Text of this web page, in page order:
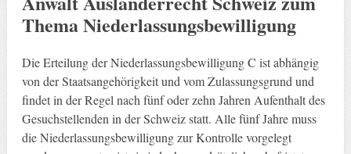
Thema Niederlassungsbewilligung
Die Erteilung der Niederlassungsbewilligung C ist abhängig
von der Staatsangehörigkeit und vom Zulassungsgrund und
findet in der Regel nach fünf oder zehn Jahren Aufenthalt des
Gesuchstellenden in der Schweiz statt. Alle fünf Jahre muss
die Niederlassungsbewilligung zur Kontrolle vorgelegt